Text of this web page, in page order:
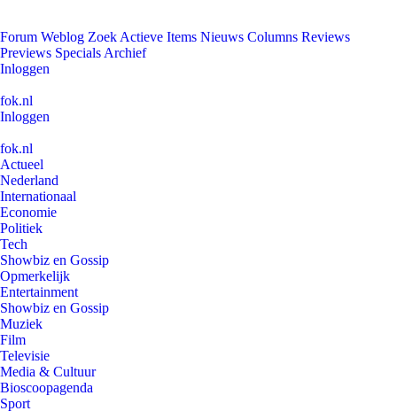
Forum Weblog Zoek Actieve Items Nieuws Columns Reviews
Previews Specials Archief
Inloggen
fok.nl
Inloggen
fok.nl
Actueel
Nederland
Internationaal
Economie
Politiek
Tech
Showbiz en Gossip
Opmerkelijk
Entertainment
Showbiz en Gossip
Muziek
Film
Televisie
Media & Cultuur
Bioscoopagenda
Sport